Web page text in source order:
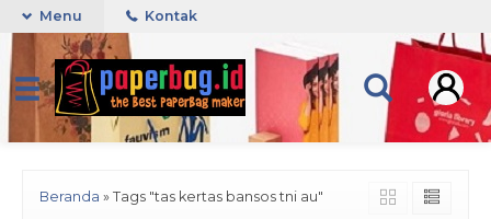
Menu Kontak
Beranda » Tags "tas kertas bansos tni au"